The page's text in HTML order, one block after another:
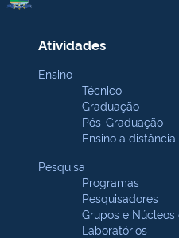
Atividades
Ensino
Técnico
Graduação
Pós-Graduação
Ensino a distância
Pesquisa
Programas
Pesquisadores
Grupos e Núcleos
Laboratórios